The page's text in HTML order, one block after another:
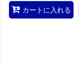
カートに入れる